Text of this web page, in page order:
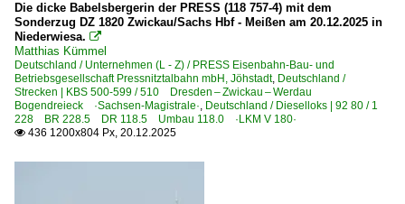
Strecken | KBS 200-299
209.26 B.-Ostbahnhof – B.-Lichtenberg – Strausberg –
Strecken | KBS 500-599
510 Dresden – Zwickau – Werdau Bogendreieck
Die dicke Babelsbergerin der PRESS (118 757-4) mit dem
Sonderzug DZ 1820 Zwickau/Sachs Hbf - Meißen am 20.12.2025 in
Niederwiesa. 
Matthias Kümmel
Deutschland / Unternehmen (L - Z) / PRESS Eisenbahn-Bau- und
Betriebsgesellschaft Pressnitztalbahn mbH, Jöhstadt, Deutschland /
Strecken | KBS 500-599 / 510 Dresden – Zwickau – Werdau
Bogendreieck ·Sachsen-Magistrale·, Deutschland / Dieselloks | 92 80 / 1
228 BR 228.5 DR 118.5 Umbau 118.0 ·LKM V 180·
 436 1200x804 Px, 20.12.2025